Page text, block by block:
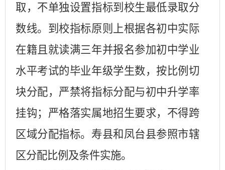
取，不单独设置指标到校生最低录取分
数线。到校指标原则上根据各初中实际
在籍且就读满三年并报名参加初中学业
水平考试的毕业年级学生数，按比例切
块分配，严禁将指标分配与初中升学率
挂钩；严格落实属地招生要求，不得跨
区域分配指标。寿县和凤台县参照市辖
区分配比例及条件实施。